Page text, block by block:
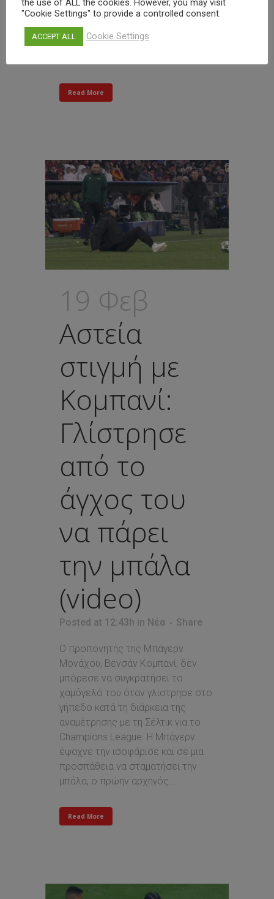
φανέλα της Ίντερ, μπήκε αλλαγή
και δεν έχασε την ευκαιρία να
πειράξει τον μικρό του αδερφό,
Read More
19 Φεβ
Αστεία
στιγμή με
Κομπανί:
Γλίστρησε
από το
άγχος του
να πάρει
την μπάλα
(video)
Posted at 12:43h in Νέα Share
Ο προπονητής της Μπάγερν
Μονάχου, Βενσάν Κομπανί, δεν
μπόρεσε να συγκρατήσει το
χαμόγελό του όταν γλίστρησε στο
γήπεδο κατά τη διάρκεια της
αναμέτρησης με τη Σέλτικ για το
Champions League. H Μπάγερν
έψαχνε την ισοφάρισε και σε μια
προσπάθεια να σταματήσει την
μπάλα, ο πρώην αρχηγός...
Read More
"Cookie Settings" to provide a controlled consent.
ACCEPT ALL Cookie Settings